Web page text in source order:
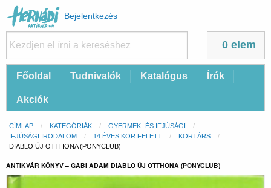
Felhasználói
fiók
menüje
Bejelentkezés
0 elem
FőFőoldal Tudnivalók Katalógus Írók
Akciók
Morzsa
CÍMLAP KATEGÓRIÁK
GYERMEK- ÉS IFJÚSÁGI
IFJÚSÁGI IRODALOM
14 ÉVES KOR FELETT
KORTÁRS
CURRENT:
DIABLO ÚJ OTTHONA (PONYCLUB)
ANTIKVÁR KÖNYV – GABI ADAM DIABLO ÚJ OTTHONA (PONYCLUB)